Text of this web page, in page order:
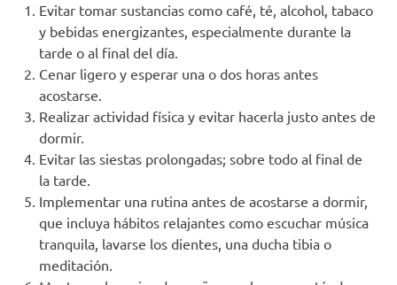
Evitar tomar sustancias como café, té, alcohol, tabaco
y bebidas energizantes, especialmente durante la
tarde o al final del día.
Cenar ligero y esperar una o dos horas antes
acostarse.
Realizar actividad física y evitar hacerla justo antes de
dormir.
Evitar las siestas prolongadas; sobre todo al final de
la tarde.
Implementar una rutina antes de acostarse a dormir,
que incluya hábitos relajantes como escuchar música
tranquila, lavarse los dientes, una ducha tibia o
meditación.